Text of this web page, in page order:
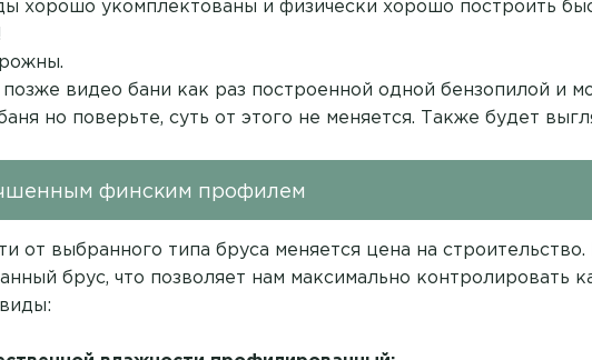
хорошо укомплектованы и физически хорошо построить
позже видео бани как раз построенной одной бензопилой и
но поверьте, суть от этого не меняется. Также будет
финским профилем
от выбранного типа бруса меняется цена на
брус, что позволяет нам максимально контролировать